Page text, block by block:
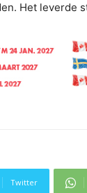
Het leverde
Twitter